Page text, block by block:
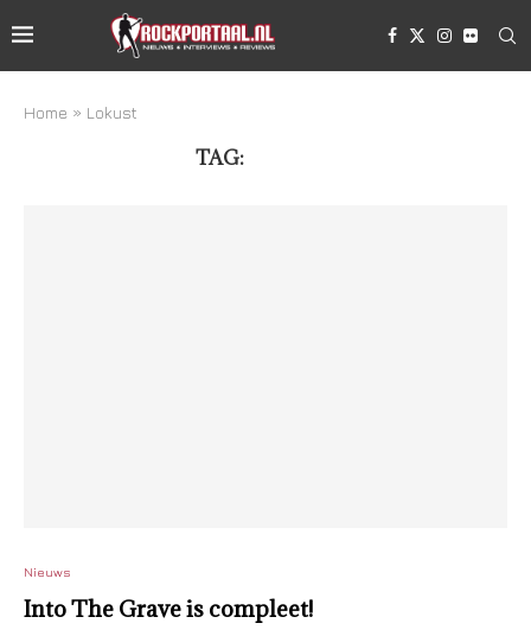
Home » Lokust
TAG:
Nieuws
Into The Grave is compleet!